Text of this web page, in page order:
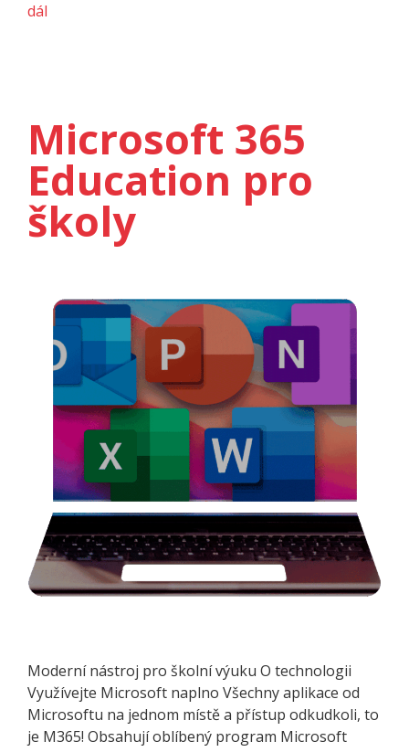
dál
Microsoft 365
Education pro
školy
Moderní nástroj pro školní výuku O technologii
Využívejte Microsoft naplno Všechny aplikace od
Microsoftu na jednom místě a přístup odkudkoli, to
je M365! Obsahují oblíbený program Microsoft